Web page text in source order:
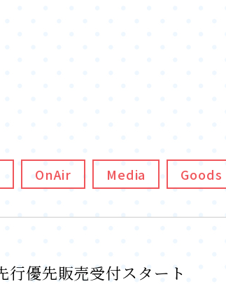
OnAir Media Goods
行優先販売受付スタート